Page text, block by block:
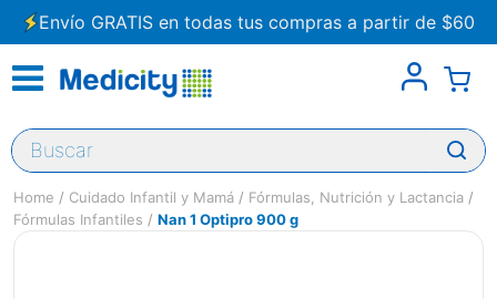
Envío GRATIS en todas tus compras a partir de $60
Buscar
Cuidado Infantil y Mamá
Fórmulas, Nutrición y Lactancia
Fórmulas Infantiles
Nan 1 Optipro 900 g